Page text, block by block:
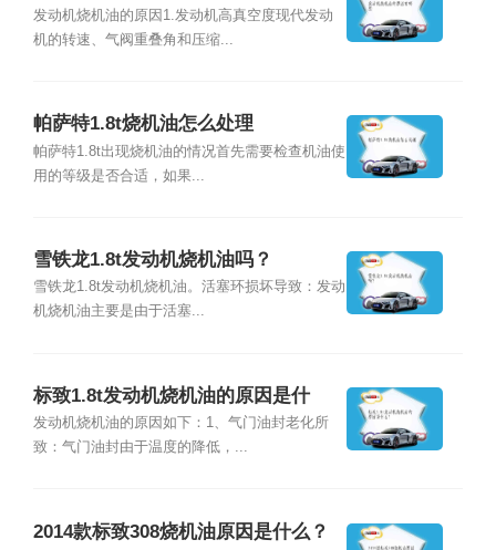
发动机烧机油的原因1.发动机高真空度现代发动
机的转速、气阀重叠角和压缩...
帕萨特1.8t烧机油怎么处理
帕萨特1.8t出现烧机油的情况首先需要检查机油使
用的等级是否合适，如果...
雪铁龙1.8t发动机烧机油吗？
雪铁龙1.8t发动机烧机油。活塞环损坏导致：发动
机烧机油主要是由于活塞...
标致1.8t发动机烧机油的原因是什
么？
发动机烧机油的原因如下：1、气门油封老化所
致：气门油封由于温度的降低，...
2014款标致308烧机油原因是什么？